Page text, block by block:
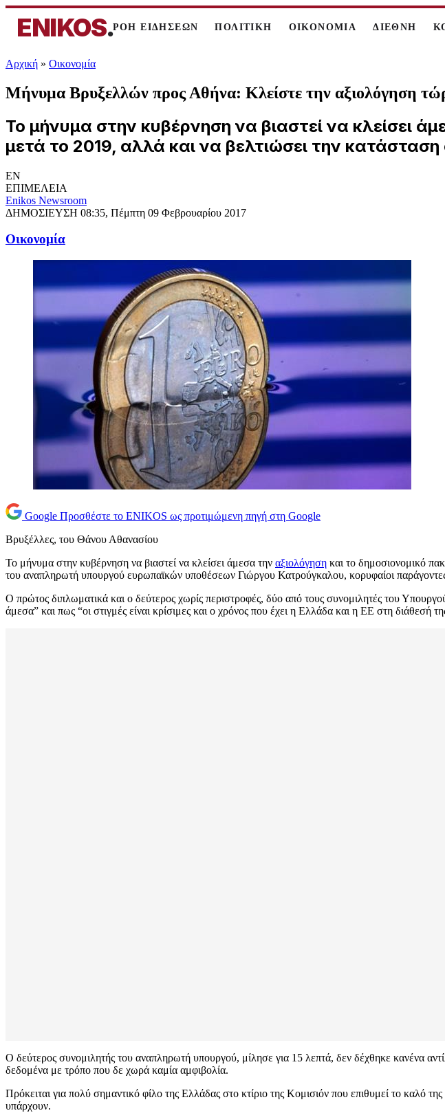
ENIKOS.ΡΟΗ ΕΙΔΗΣΕΩΝ ΠΟΛΙΤΙΚΗ ΟΙΚΟΝΟΜΙΑ ΔΙΕΘΝΗ
Αρχική » Oικονομία
Μήνυμα Βρυξελλών προς Αθήνα: Κλείστε την αξιολόγηση
Το μήνυμα στην κυβέρνηση να βιαστεί να κλείσει
μετά το 2019, αλλά και να βελτιώσει την
EN
ΕΠΙΜΕΛΕΙΑ
Enikos Newsroom
ΔΗΜΟΣΙΕΥΣΗ 08:35, Πέμπτη 09 Φεβρουαρίου 2017
Oικονομία
Google Προσθέστε το ENIKOS ως προτιμώμενη πηγή στη Google
Βρυξέλλες, του Θάνου Αθανασίου
Το μήνυμα στην κυβέρνηση να βιαστεί να κλείσει άμεσα την αξιολόγηση και το δημοσιονομικό
του αναπληρωτή υπουργού ευρωπαϊκών υποθέσεων Γιώργου Κατρούγκαλου, κορυφαίοι
Ο πρώτος διπλωματικά και ο δεύτερος χωρίς περιστροφές, δύο από τους συνομιλητές του
άμεσα” και πως “οι στιγμές είναι κρίσιμες και ο χρόνος που έχει η Ελλάδα και η ΕΕ στη διάθεσή
Ο δεύτερος συνομιλητής του αναπληρωτή υπουργού, μίλησε για 15 λεπτά, δεν δέχθηκε κανένα
δεδομένα με τρόπο που δε χωρά καμία αμφιβολία.
Πρόκειται για πολύ σημαντικό φίλο της Ελλάδας στο κτίριο της Κομισιόν που επιθυμεί το καλό
υπάρχουν.